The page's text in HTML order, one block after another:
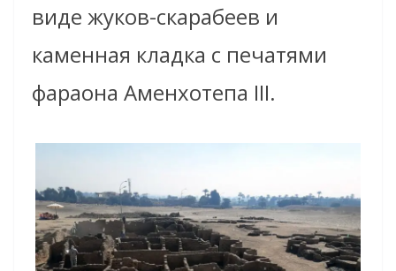
виде жуков-скарабеев и
каменная кладка с печатями
фараона Аменхотепа III.